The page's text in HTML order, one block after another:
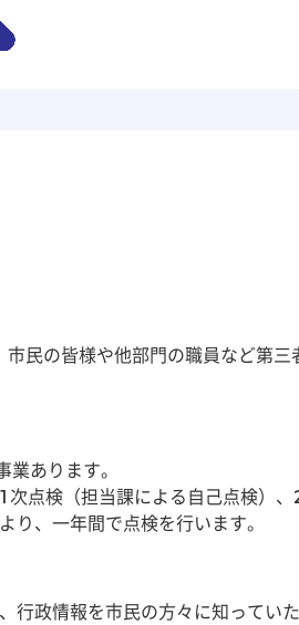
民の皆様や他部門の職員など第
あります。
次点検（担当課による自己点検）
り、一年間で点検を行います。
行政情報を市民の方々に知ってい